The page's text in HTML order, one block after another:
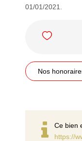
01/01/2021.
Nos
Ce bien
https://